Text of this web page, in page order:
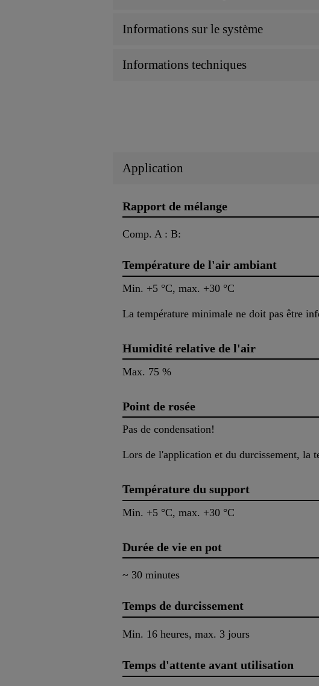
Informations sur le système
Informations techniques
Application
Rapport de mélange
Comp. A : B:
Température de l'air ambiant
Min. +5 °C, max. +30 °C
La température minimale ne doit pas être
Humidité relative de l'air
Max. 75 %
Point de rosée
Pas de condensation!
Lors de l'application et du durcissement, la
Température du support
Min. +5 °C, max. +30 °C
Durée de vie en pot
~ 30 minutes
Temps de durcissement
Min. 16 heures, max. 3 jours
Temps d'attente avant utilisation